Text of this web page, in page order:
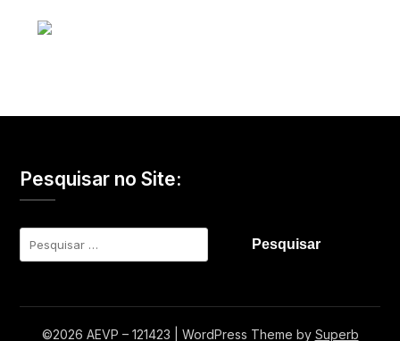
Pesquisar no Site:
Pesquisar
por:
©2026 AEVP – 121423 | WordPress Theme by Superb